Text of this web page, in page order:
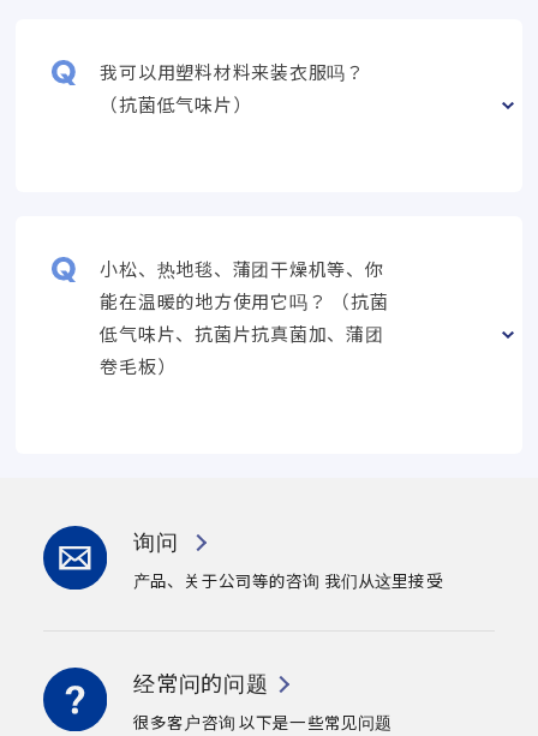
我可以用塑料材料来装衣服吗？
（抗菌低气味片）
小松、热地毯、蒲团干燥机等、你
能在温暖的地方使用它吗？ （抗菌
低气味片、抗菌片抗真菌加、蒲团
卷毛板）
询问
产品、关于公司等的咨询 我们从这里接受
经常问的问题
很多客户咨询 以下是一些常见问题